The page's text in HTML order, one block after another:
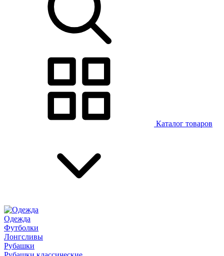
Каталог товаров
Одежда
Футболки
Лонгсливы
Рубашки